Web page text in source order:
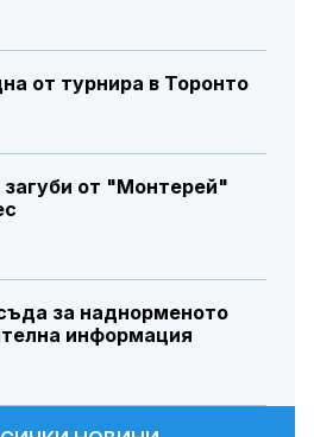
от турнира в Торонто
от "Монтерей"
за наднорменото
информация